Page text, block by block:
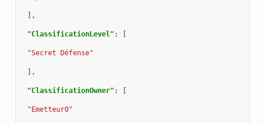
],
"ClassificationLevel" : [
"Secret Défense"
],
"ClassificationOwner" : [
"Emetteur0"